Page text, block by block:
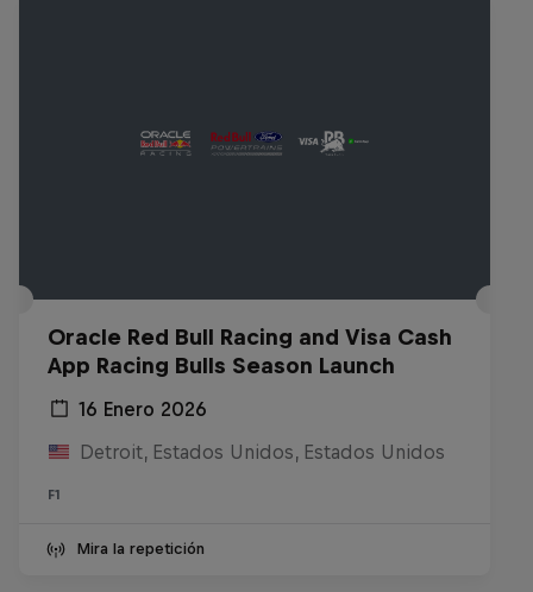
Oracle Red Bull Racing and Visa Cash
App Racing Bulls Season Launch
16 Enero 2026
Detroit, Estados Unidos, Estados Unidos
F1
Mira la repetición